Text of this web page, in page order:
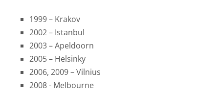
1999 – Krakov
2002 – Istanbul
2003 – Apeldoorn
2005 – Helsinky
2006, 2009 – Vilnius
2008 - Melbourne